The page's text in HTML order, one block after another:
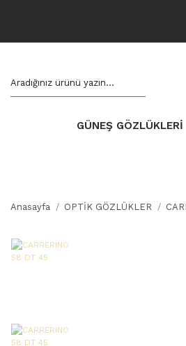
GÜNEŞ GÖZLÜKLERİ
Anasayfa OPTİK GÖZLÜKLER